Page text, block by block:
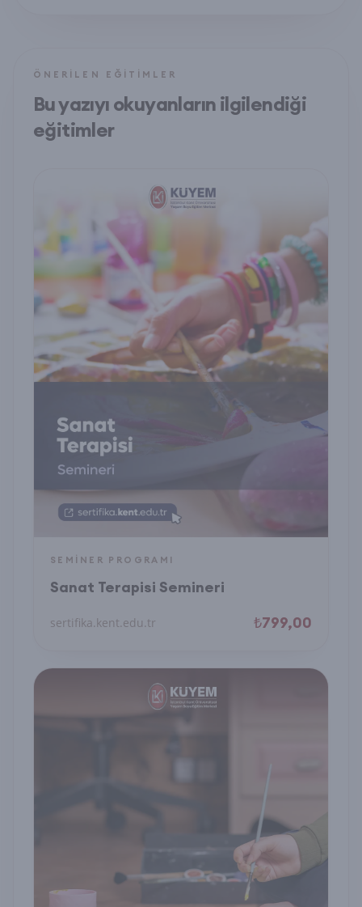
ÖNERILEN EĞITIMLER
Bu yazıyı okuyanların ilgilendiği
eğitimler
SEMINER PROGRAMI
Sanat Terapisi Semineri
sertifika.kent.edu.tr ₺799,00